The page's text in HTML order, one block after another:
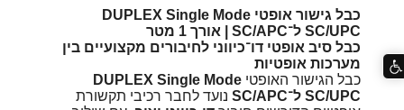
כבל גישור אופטי DUPLEX Single Mode
SC/UPC ל־SC/APC | אורך 1 מטר
כבל סיב אופטי דו־כיווני לחיבורים מקצועיים בין
מערכות אופטיות
כבל הגישור האופטי DUPLEX Single Mode
SC/UPC ל־SC/APC
נועד לחבר רכיבי תקשורת